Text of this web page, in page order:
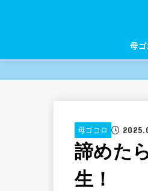
母ゴ
母ゴコロ
諦めた
生！